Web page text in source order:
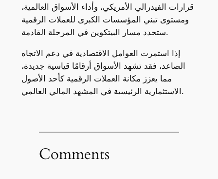
قرارات الفيدرالي الأمريكي، وأداء الأسواق العالمية،
ومستوى تبني المؤسسات الكبرى للعملات الرقمية
ستحدد مسار البيتكوين في المرحلة القادمة.
إذا استمرت العوامل الاقتصادية في دعم الاتجاه
الصاعد، فقد تشهد الأسواق أرقامًا قياسية جديدة،
مما يعزز مكانة العملات الرقمية كأحد الأصول
الاستثمارية الرئيسية في المشهد المالي العالمي.
Comments